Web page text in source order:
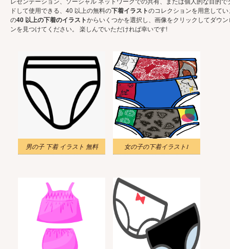
ドして使用できる、40 以上の無料の下着イラストのコレクションを用意して
の40 以上の下着のイラストからいくつかを選択し、画像をクリックしてダウ
ンを見つけてください。 楽しんでいただければ幸いです!
男の子 下着 イラスト 無料 女の子の下着イラスト1